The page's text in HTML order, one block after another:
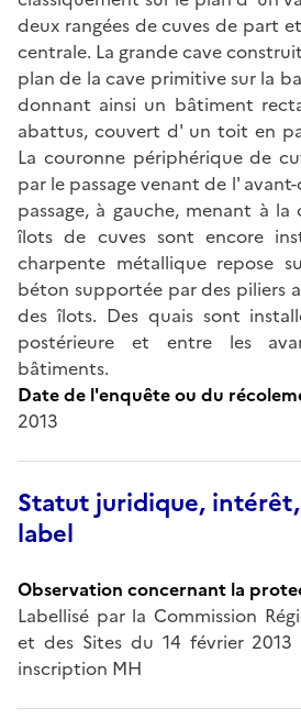
deux rangées de cuves de part
centrale. La grande cave
plan de la cave primitive sur la
donnant ainsi un bâtiment
abattus, couvert d' un toit en
La couronne périphérique de
par le passage venant de l'
passage, à gauche, menant à
îlots de cuves sont encore
charpente métallique repose
béton supportée par des piliers
des îlots. Des quais sont
postérieure et entre les
bâtiments.
Date de l'enquête ou du
2013
Statut juridique,
label
Observation concernant la
Labellisé par la Commission
et des Sites du 14 février
inscription MH